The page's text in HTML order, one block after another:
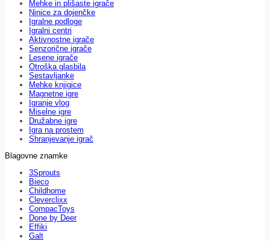
Mehke in plišaste igrače
Ninice za dojenčke
Igralne podloge
Igralni centri
Aktivnostne igrače
Senzorične igrače
Lesene igrače
Otroška glasbila
Sestavljanke
Mehke knjigice
Magnetne igre
Igranje vlog
Miselne igre
Družabne igre
Igra na prostem
Shranjevanje igrač
Blagovne znamke
3Sprouts
Bieco
Childhome
Cleverclixx
CompacToys
Done by Deer
Effiki
Galt